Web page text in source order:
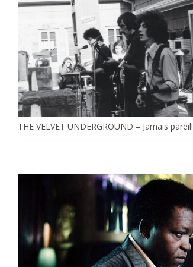
THE VELVET UNDERGROUND – Jamais pareil!